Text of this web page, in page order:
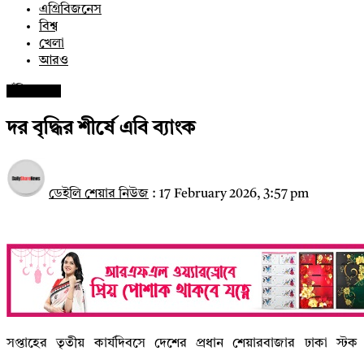
এগ্রিবিজনেস
বিশ্ব
খেলা
আরও
দর বৃদ্ধির শীর্ষে এবি ব্যাংক
ডেইলি শেয়ার নিউজ : 17 February 2026, 3:57 pm
সপ্তাহের তৃতীয় কার্যদিবসে দেশের প্রধান শেয়ারবাজার ঢাকা স্টক